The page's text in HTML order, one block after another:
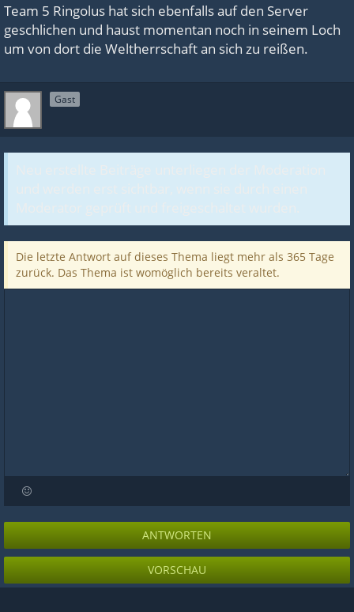
Team 5 Ringolus hat sich ebenfalls auf den Server
geschlichen und haust momentan noch in seinem Loch
um von dort die Weltherrschaft an sich zu reißen.
Gast
Die letzte Antwort auf dieses Thema liegt mehr als 365 Tage
zurück. Das Thema ist womöglich bereits veraltet.
ANTWORTEN
VORSCHAU